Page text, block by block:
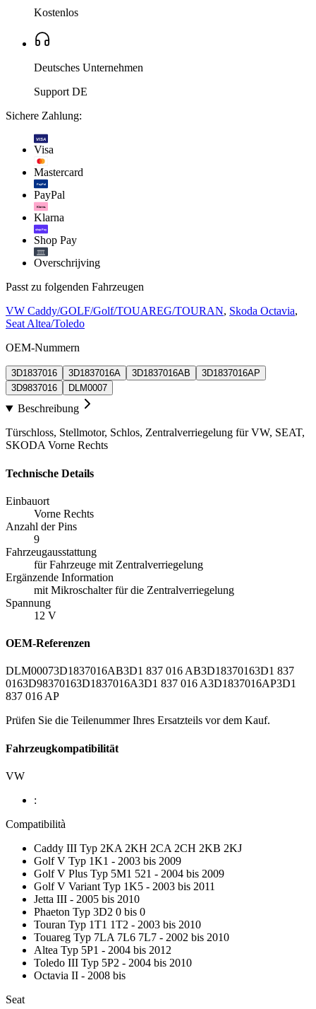
Kostenlos
Deutsches Unternehmen
Support DE
Sichere Zahlung:
VISA
Visa
Mastercard
PayPal
PayPal
Klarna.
Klarna
shop Pay
Shop Pay
Overschrijving
Passt zu folgenden Fahrzeugen
VW Caddy/GOLF/Golf/TOUAREG/TOURAN, Skoda Octavia,
Seat Altea/Toledo
OEM-Nummern
3D1837016 3D1837016A 3D1837016AB
3D1837016AP
3D9837016
DLM0007
Beschreibung
Türschloss, Stellmotor, Schlos, Zentralverriegelung für VW, SEAT,
SKODA Vorne Rechts
Technische Details
Einbauort
Vorne Rechts
Anzahl der Pins
9
Fahrzeugausstattung
für Fahrzeuge mit Zentralverriegelung
Ergänzende Information
mit Mikroschalter für die Zentralverriegelung
Spannung
12 V
OEM-Referenzen
DLM00073D1837016AB3D1 837 016 AB3D18370163D1 837
0163D98370163D1837016A3D1 837 016 A3D1837016AP3D1
837 016 AP
Prüfen Sie die Teilenummer Ihres Ersatzteils vor dem Kauf.
Fahrzeugkompatibilität
VW
:
Compatibilità
Caddy III Typ 2KA 2KH 2CA 2CH 2KB 2KJ
Golf V Typ 1K1 - 2003 bis 2009
Golf V Plus Typ 5M1 521 - 2004 bis 2009
Golf V Variant Typ 1K5 - 2003 bis 2011
Jetta III - 2005 bis 2010
Phaeton Typ 3D2 0 bis 0
Touran Typ 1T1 1T2 - 2003 bis 2010
Touareg Typ 7LA 7L6 7L7 - 2002 bis 2010
Altea Typ 5P1 - 2004 bis 2012
Toledo III Typ 5P2 - 2004 bis 2010
Octavia II - 2008 bis
Seat